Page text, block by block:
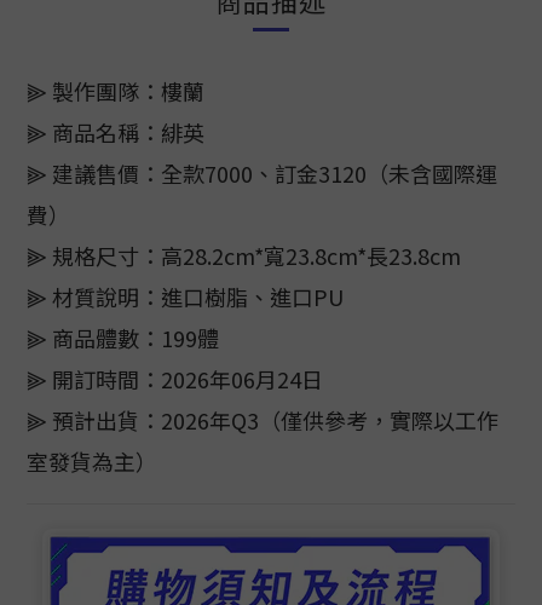
⫸ 製作團隊：樓蘭
⫸ 商品名稱：緋英
⫸ 建議售價：全款7000、訂金3120（未含國際運
費）
⫸ 規格尺寸：高28.2cm*寬23.8cm*長23.8cm
⫸ 材質說明：進口樹脂、進口PU
⫸ 商品體數：199體
⫸ 開訂時間：2026年06月24日
⫸ 預計出貨：2026年Q3（僅供參考，實際以工作
室發貨為主）